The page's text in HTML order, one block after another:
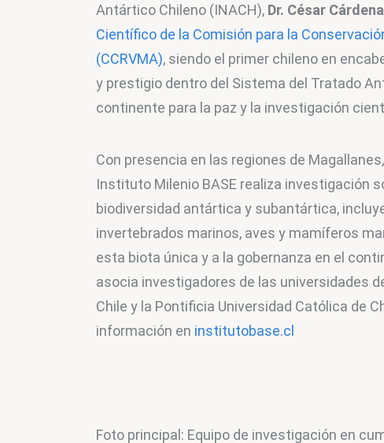
Antártico Chileno (INACH), Dr. César
Científico de la Comisión para la
(CCRVMA), siendo el primer chileno en
y prestigio dentro del Sistema del Tratado
continente para la paz y la investigación
Con presencia en las regiones de
Instituto Milenio BASE realiza investigación
biodiversidad antártica y subantártica,
invertebrados marinos, aves y mamíferos
esta biota única y a la gobernanza en el
asocia investigadores de las universidades
Chile y la Pontificia Universidad Católica de
información en institutobase.cl
Foto principal: Equipo de investigación en